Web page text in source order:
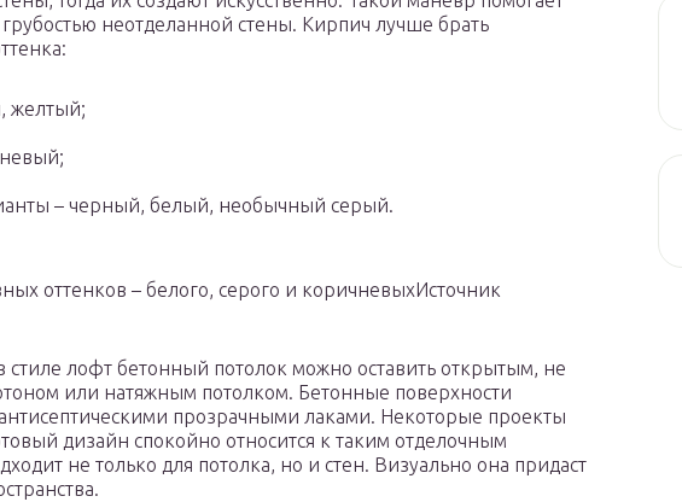
неотделанной стены. Кирпич лучше брать
желтый;
– черный, белый, необычный серый.
оттенков – белого, серого и коричневыхИсточник
стиле лофт бетонный потолок можно оставить открытым, не
или натяжным потолком. Бетонные поверхности
прозрачными лаками. Некоторые проекты
дизайн спокойно относится к таким отделочным
не только для потолка, но и стен. Визуально она придаст